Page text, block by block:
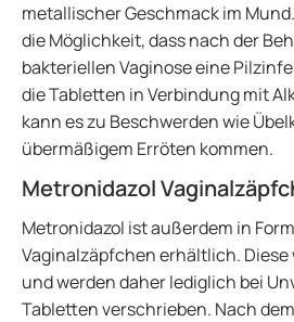
metallischer Geschmack im
die Möglichkeit, dass nach der
bakteriellen Vaginose eine
die Tabletten in Verbindung mit
kann es zu Beschwerden wie
übermäßigem Erröten kommen.
Metronidazol
Metronidazol ist außerdem in
Vaginalzäpfchen erhältlich.
und werden daher lediglich bei
Tabletten verschrieben. Nach